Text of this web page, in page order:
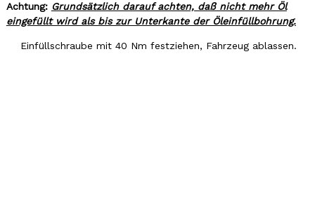
Achtung: Grundsätzlich darauf achten, daß nicht mehr Öl
eingefüllt wird als bis zur Unterkante der Öleinfüllbohrung.
Einfüllschraube mit 40 Nm festziehen, Fahrzeug ablassen.